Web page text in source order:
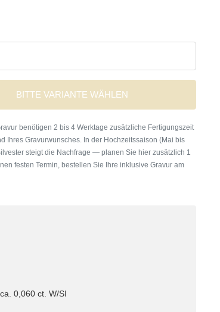
BITTE VARIANTE WÄHLEN
benötigen 2 bis 4 Werktage zusätzliche Fertigungszeit
Ihres Gravurwunsches. In der Hochzeitssaison (Mai bis
steigt die Nachfrage — planen Sie hier zusätzlich 1
festen Termin, bestellen Sie Ihre inklusive Gravur am
0,060 ct. W/SI